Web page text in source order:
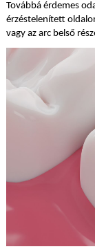
Továbbá érdemes
érzéstelenített
vagy az arc belső